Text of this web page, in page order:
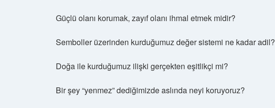
Güçlü olanı korumak, zayıf olanı ihmal etmek midir?
Semboller üzerinden kurduğumuz değer sistemi ne kadar adil?
Doğa ile kurduğumuz ilişki gerçekten eşitlikçi mi?
Bir şey “yenmez” dediğimizde aslında neyi koruyoruz?